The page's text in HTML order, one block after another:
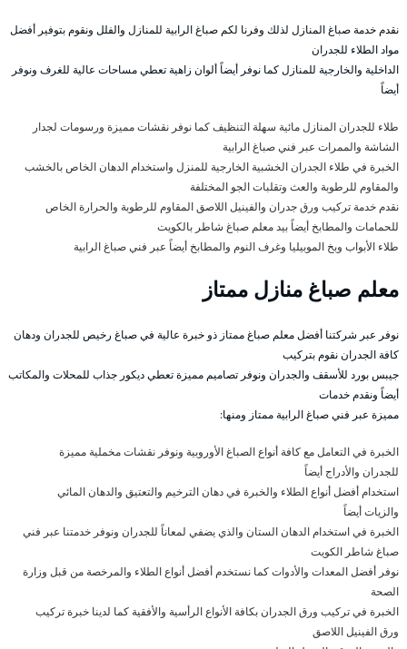
نقدم خدمة صباغ المنازل لذلك وفرنا لكم صباغ الرابية للمنازل والفلل ونقوم بتوفير أفضل
مواد الطلاء للجدران
الداخلية والخارجية للمنازل كما نوفر أيضاً ألوان زاهية تعطي مساحات عالية للغرف ونوفر
أيضاً
طلاء للجدران المنازل مائية سهلة التنظيف كما نوفر نقشات مميزة ورسومات لجدار
الشاشة والممرات عبر فني صباغ الرابية
الخبرة في طلاء الجدران الخشبية الخارجية للمنزل واستخدام الدهان الخاص بالخشب
والمقاوم للرطوبة والعث وتقلبات الجو المختلفة
نقدم خدمة تركيب ورق جدران والفينيل اللاصق المقاوم للرطوبة والحرارة الخاص
للحمامات والمطابخ أيضاً بيد معلم صباغ شاطر بالكويت
طلاء الأبواب وبخ الموبيليا وغرف النوم والمطابخ أيضاً عبر فني صباغ الرابية
معلم صباغ منازل ممتاز
نوفر عبر شركتنا أفضل معلم صباغ ممتاز ذو خبرة عالية في صباغ رخيص للجدران ودهان
كافة الجدران نقوم بتركيب
جيبس بورد للأسقف والجدران ونوفر تصاميم مميزة تعطي ديكور جذاب للمحلات والمكاتب
أيضاً ونقدم خدمات
مميزة عبر فني صباغ الرابية ممتاز ومنها:
الخبرة في التعامل مع كافة أنواع الصباغ الأوروبية ونوفر نقشات مخملية مميزة
للجدران والأدراج أيضاً
استخدام أفضل أنواع الطلاء والخبرة في دهان الترخيم والتعتيق والدهان المائي
والزيات أيضاً
الخبرة في استخدام الدهان الستان والذي يضفي لمعاناً للجدران ونوفر خدمتنا عبر فني
صباغ شاطر الكويت
نوفر أفضل المعدات والأدوات كما نستخدم أفضل أنواع الطلاء والمرخصة من قبل وزارة
الصحة
الخبرة في تركيب ورق الجدران بكافة الأنواع الرأسية والأفقية كما لدينا خبرة تركيب
ورق الفينيل اللاصق